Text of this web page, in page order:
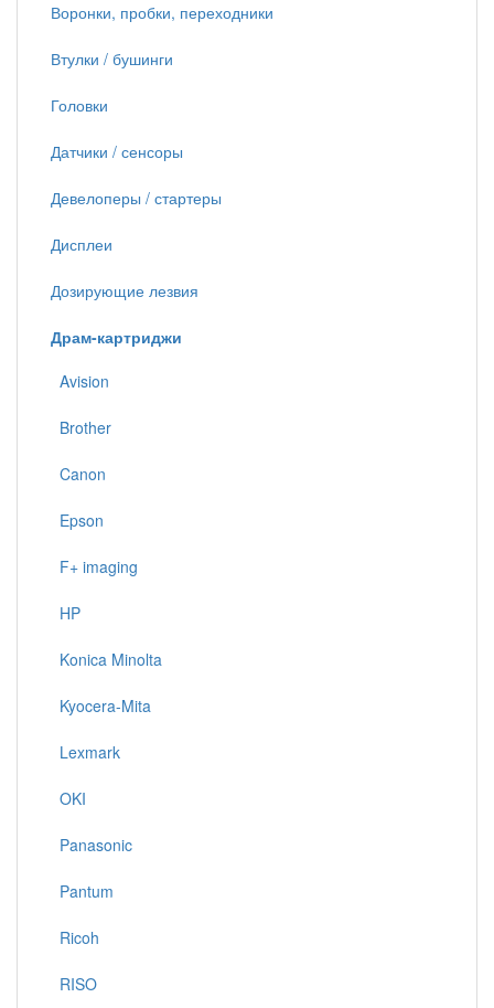
Воронки, пробки, переходники
Втулки / бушинги
Головки
Датчики / сенсоры
Девелоперы / стартеры
Дисплеи
Дозирующие лезвия
Драм-картриджи
Avision
Brother
Canon
Epson
F+ imaging
HP
Konica Minolta
Kyocera-Mita
Lexmark
OKI
Panasonic
Pantum
Ricoh
RISO